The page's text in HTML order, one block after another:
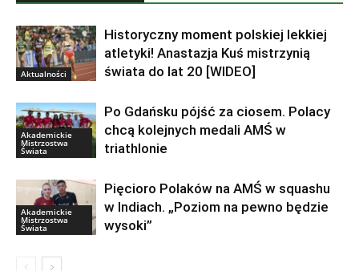
Aktualności
Historyczny moment polskiej lekkiej
atletyki! Anastazja Kuś mistrzynią
świata do lat 20 [WIDEO]
Akademickie
Mistrzostwa
Świata
Po Gdańsku pójść za ciosem. Polacy
chcą kolejnych medali AMŚ w
triathlonie
Akademickie
Mistrzostwa
Świata
Pięcioro Polaków na AMŚ w squashu
w Indiach. „Poziom na pewno będzie
wysoki”